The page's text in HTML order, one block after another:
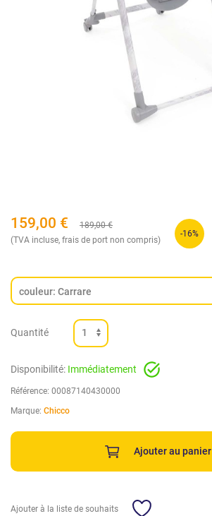
159,00 € 189,00€
(TVA incluse, frais de port non compris)
-16%
Quantité
Disponibilité: Immédiatement
Référence: 00087140430000
Marque: Chicco
Ajouter au panier
Ajouter à la liste de souhaits